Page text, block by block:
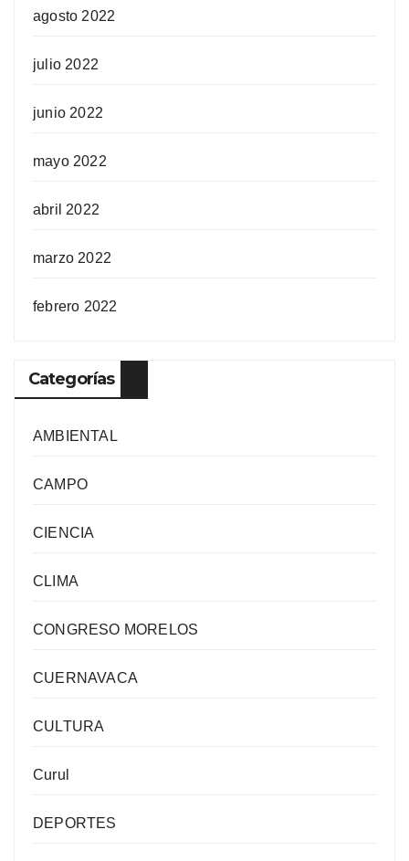
agosto 2022
julio 2022
junio 2022
mayo 2022
abril 2022
marzo 2022
febrero 2022
Categorías
AMBIENTAL
CAMPO
CIENCIA
CLIMA
CONGRESO MORELOS
CUERNAVACA
CULTURA
Curul
DEPORTES